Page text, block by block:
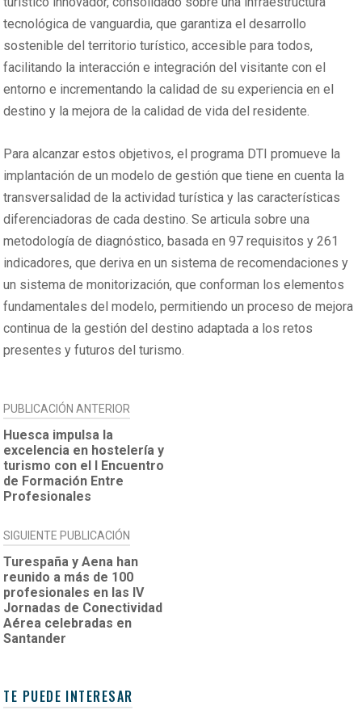
tecnológica de vanguardia, que garantiza el desarrollo
sostenible del territorio turístico, accesible para todos,
facilitando la interacción e integración del visitante con el
entorno e incrementando la calidad de su experiencia en el
destino y la mejora de la calidad de vida del residente.
Para alcanzar estos objetivos, el programa DTI promueve la
implantación de un modelo de gestión que tiene en cuenta la
transversalidad de la actividad turística y las características
diferenciadoras de cada destino. Se articula sobre una
metodología de diagnóstico, basada en 97 requisitos y 261
indicadores, que deriva en un sistema de recomendaciones y
un sistema de monitorización, que conforman los elementos
fundamentales del modelo, permitiendo un proceso de mejora
continua de la gestión del destino adaptada a los retos
presentes y futuros del turismo.
NAVEGACIÓN
DE
ENTRADAS
PUBLICACIÓN ANTERIOR
Huesca impulsa la
excelencia en hostelería y
turismo con el I Encuentro
de Formación Entre
Profesionales
SIGUIENTE PUBLICACIÓN
Turespaña y Aena han
reunido a más de 100
profesionales en las IV
Jornadas de Conectividad
Aérea celebradas en
Santander
TE PUEDE INTERESAR